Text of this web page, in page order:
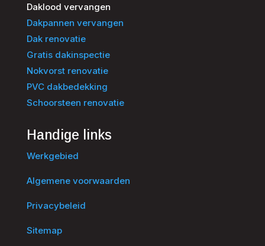
Daklood vervangen
Dakpannen vervangen
Dak renovatie
Gratis dakinspectie
Nokvorst renovatie
PVC dakbedekking
Schoorsteen renovatie
Handige links
Werkgebied
Algemene voorwaarden
Privacybeleid
Sitemap